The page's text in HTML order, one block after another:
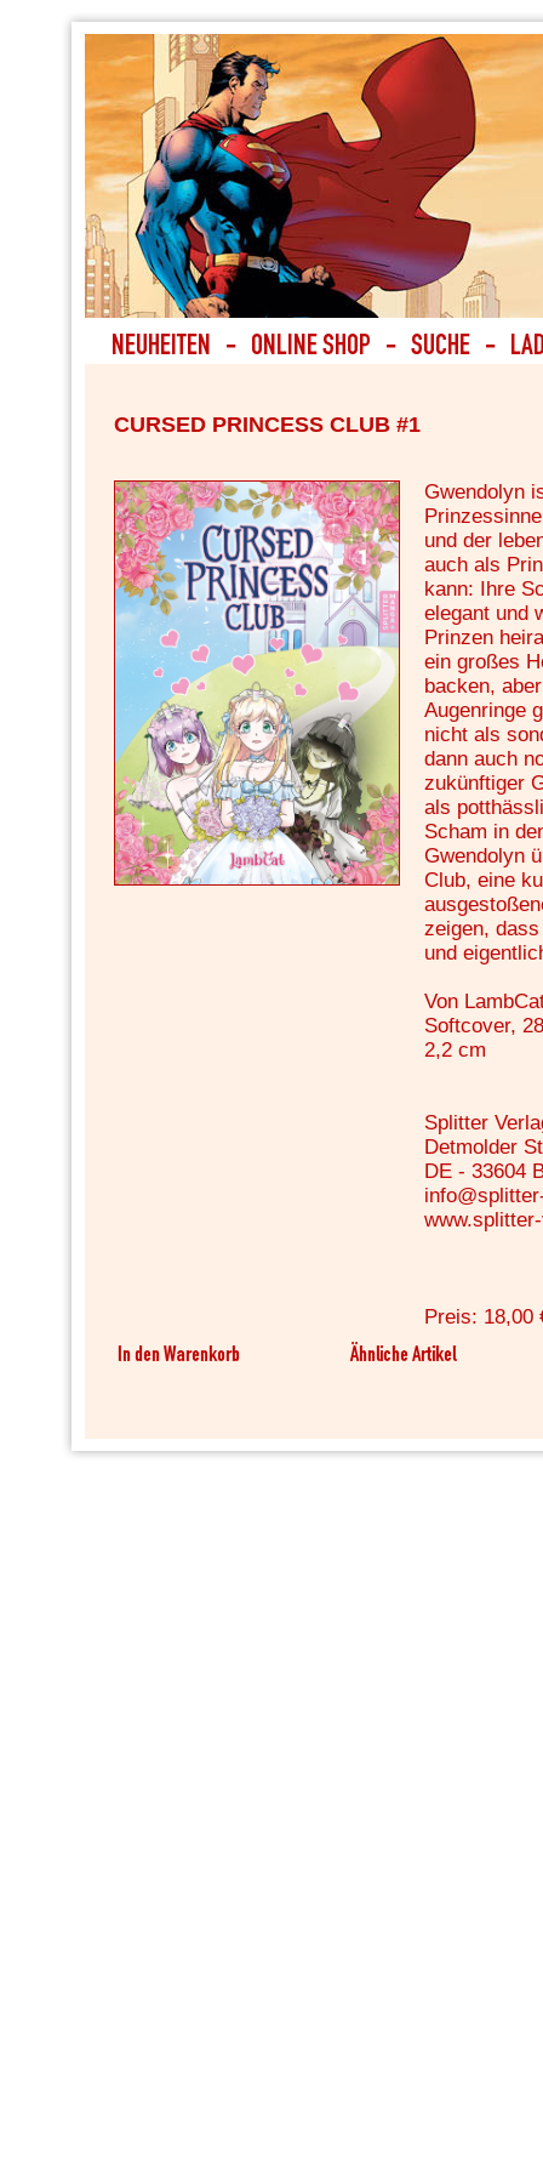
CURSED PRINCESS CLUB #1
Gwendolyn
und der
auch als
kann: Ihre
elegant und
Prinzen
ein großes
backen,
Augenringe
nicht als
dann auch
zukünftiger
als
Scham in
Gwendolyn
Club, eine
zeigen,
und
Von
Softcover,
2,2 cm
Splitter
Detmolder
DE - 33604
Preis: 18,00